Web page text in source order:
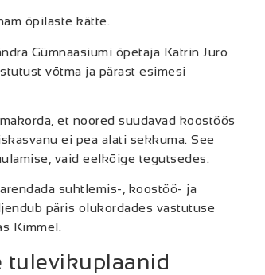
õpilaste kätte.
Gümnaasiumi õpetaja Katrin Juro
võtma ja pärast esimesi
et noored suudavad koostöös
ei pea alati sekkuma. See
vaid eelkõige tegutsedes.
suhtlemis-, koostöö- ja
päris olukordades vastutuse
Kimmel.
tulevikuplaanid